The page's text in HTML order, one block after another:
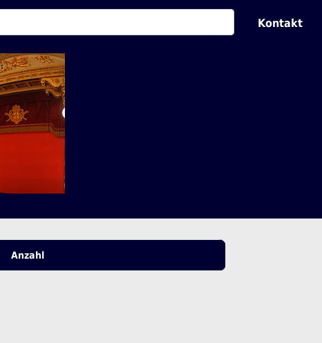
Kontakt
Anzahl